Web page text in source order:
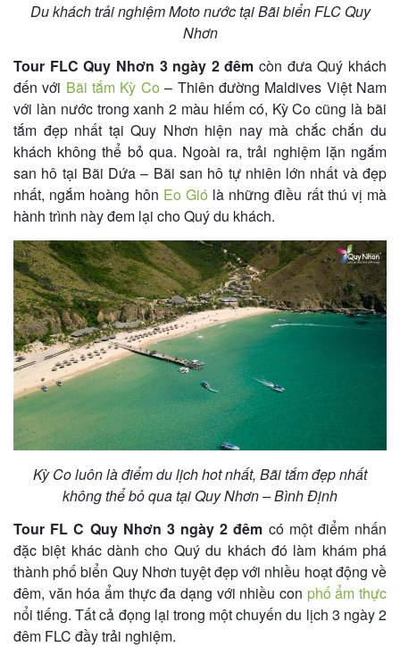
Du khách trải nghiệm Moto nước tại Bãi biển FLC Quy
Nhơn
Tour FLC Quy Nhơn 3 ngày 2 đêm còn đưa Quý khách
đến với Bãi tắm Kỳ Co – Thiên đường Maldives Việt Nam
với làn nước trong xanh 2 màu hiếm có, Kỳ Co cũng là bãi
tắm đẹp nhất tại Quy Nhơn hiện nay mà chắc chắn du
khách không thể bỏ qua. Ngoài ra, trải nghiệm lặn ngắm
san hô tại Bãi Dứa – Bãi san hô tự nhiên lớn nhất và đẹp
nhất, ngắm hoàng hôn Eo Gió là những điều rất thú vị mà
hành trình này đem lại cho Quý du khách.
Kỳ Co luôn là điểm du lịch hot nhất, Bãi tắm đẹp nhất
không thể bỏ qua tại Quy Nhơn – Bình Định
Tour FL C Quy Nhơn 3 ngày 2 đêm có một điểm nhấn
đặc biệt khác dành cho Quý du khách đó làm khám phá
thành phố biển Quy Nhơn tuyệt đẹp với nhiều hoạt động về
đêm, văn hóa ẩm thực đa dạng với nhiều con phố ẩm thực
nổi tiếng. Tất cả đọng lại trong một chuyến du lịch 3 ngày 2
đêm FLC đầy trải nghiệm.